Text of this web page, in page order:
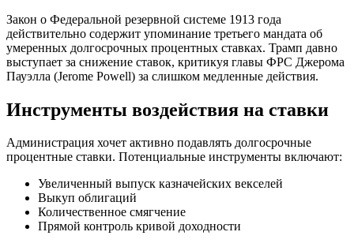
Закон о Федеральной резервной системе 1913 года
действительно содержит упоминание третьего мандата об
умеренных долгосрочных процентных ставках. Трамп давно
выступает за снижение ставок, критикуя главы ФРС Джерома
Пауэлла (Jerome Powell) за слишком медленные действия.
Инструменты воздействия на ставки
Администрация хочет активно подавлять долгосрочные
процентные ставки. Потенциальные инструменты включают:
Увеличенный выпуск казначейских векселей
Выкуп облигаций
Количественное смягчение
Прямой контроль кривой доходности